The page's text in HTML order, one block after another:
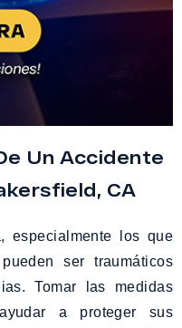
Un Accidente
CA
especialmente los que
ser traumáticos
Tomar las medidas
a proteger sus